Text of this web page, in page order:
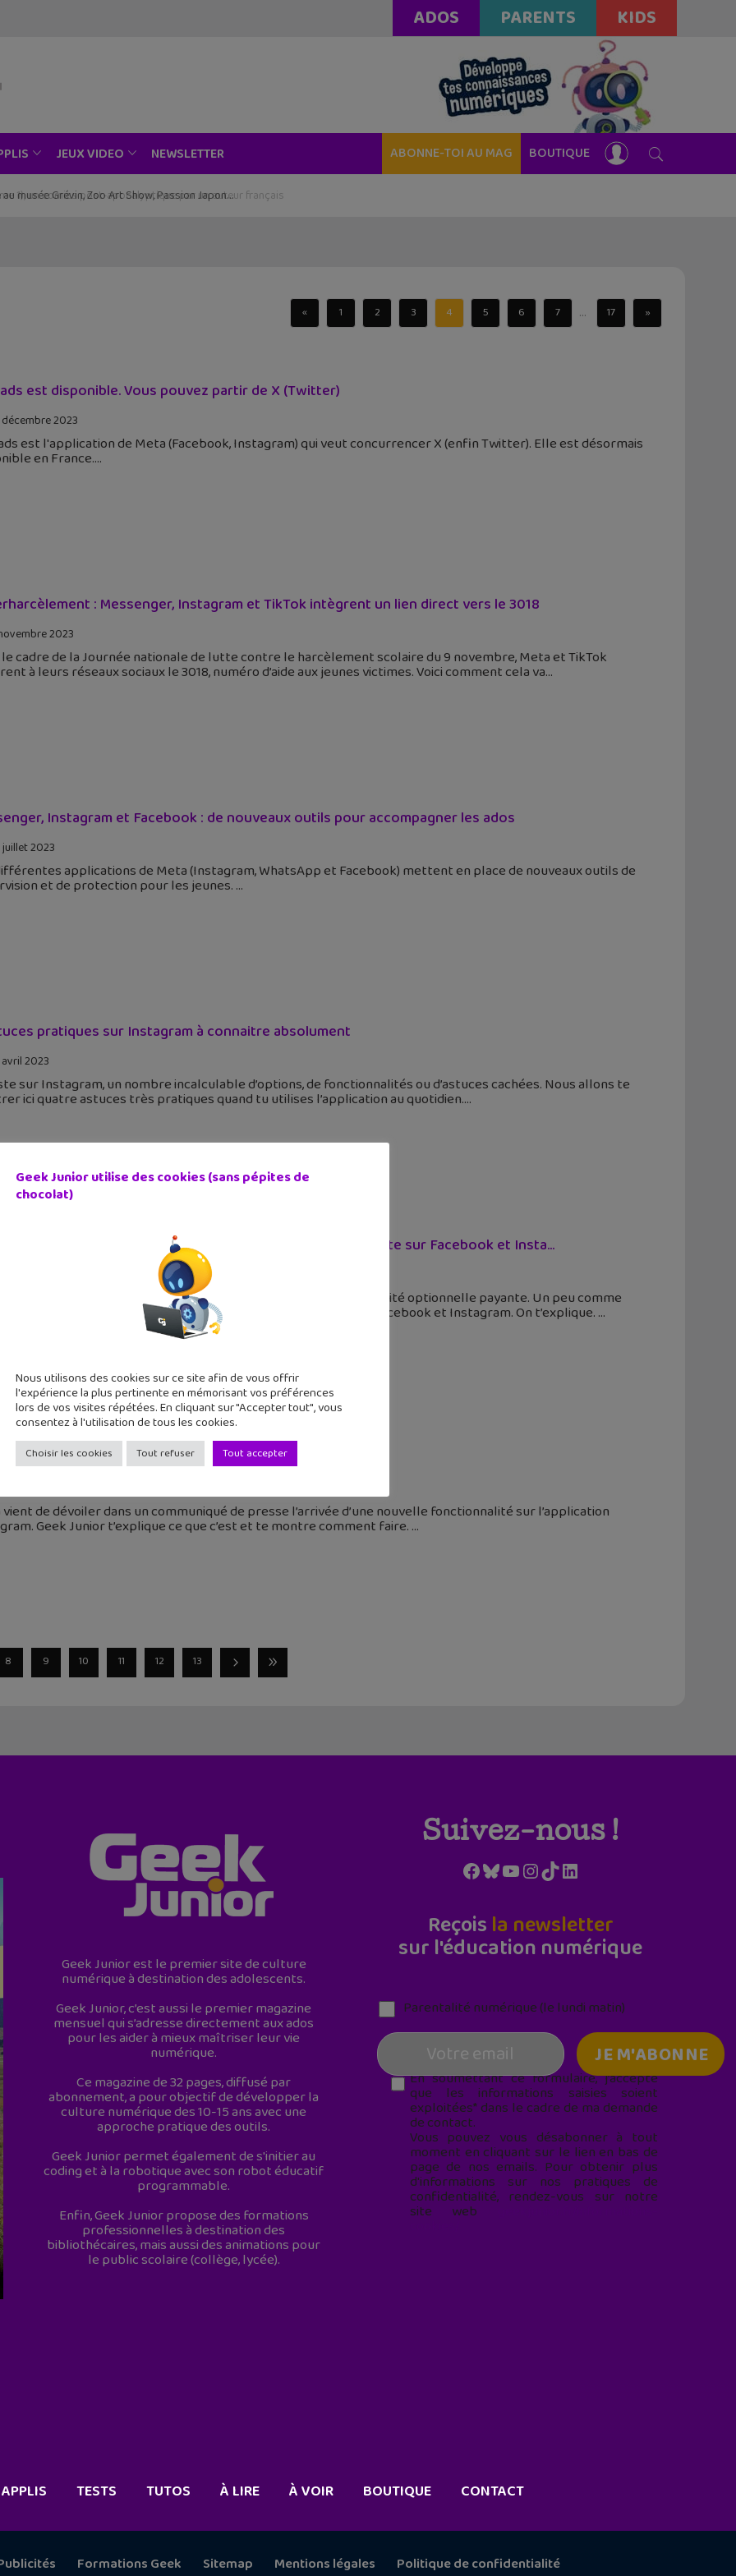
ADOS PARENTS KIDS
JEUX VIDEO NEWSLETTER ABONNE-TOI AU MAG BOUTIQUE
musée Grévin, Zoo Art Show, Passion Japon…
« 1 2 3 4 5 6 7 ... 17 »
est disponible. Vous pouvez partir de X (Twitter)
décembre 2023
est l'application de Meta (Facebook, Instagram) qui veut concurrencer X (enfin Twitter). Elle est désormais
en France.
: Messenger, Instagram et TikTok intègrent un lien direct vers le 3018
2023
le cadre de la Journée nationale de lutte contre le harcèlement scolaire du 9 novembre, Meta et TikTok
à leurs réseaux sociaux le 3018, numéro d’aide aux jeunes victimes. Voici comment cela va
Instagram et Facebook : de nouveaux outils pour accompagner les ados
juillet 2023
applications de Meta (Instagram, WhatsApp et Facebook) mettent en place de nouveaux outils de
et de protection pour les jeunes.
pratiques sur Instagram à connaitre absolument
2023
sur Instagram, un nombre incalculable d’options, de fonctionnalités ou d’astuces cachées. Nous allons te
ici quatre astuces très pratiques quand tu utilises l’application au quotidien.
Verified » : quelle est cette nouvelle fonctionnalité payante sur Facebook et Insta...
Zuckerberg vient d’annoncer l’arrivée d’une nouvelle fonctionnalité optionnelle payante. Un peu comme
il faudra payer pour accéder à la vérification de tes comptes Facebook et Instagram. On t’explique.
Notes : c’est quoi et comment ça marche ?
de dévoiler dans un communiqué de presse l’arrivée d’une nouvelle fonctionnalité sur l’application
Geek Junior t’explique ce que c’est et te montre comment faire.
8 9 10 11 12 13
Geek Junior est le premier site de culture
numérique à destination des adolescents.
Geek Junior, c’est aussi le premier magazine
mensuel qui s’adresse directement aux ados
pour les aider à mieux maîtriser leur vie
numérique.
Ce magazine de 32 pages, diffusé par
abonnement, a pour objectif de développer la
culture numérique des 10-15 ans avec une
approche pratique des outils.
Geek Junior permet également de s'initier au
coding et à la robotique avec son robot éducatif
programmable.
Enfin, Geek Junior propose des formations
professionnelles à destination des
bibliothécaires, mais aussi des animations pour
le public scolaire (collège, lycée).
Suivez-nous !
Facebook
Bluesky
YouTube
Instagram
TikTokLinkedIn
Reçois la newsletter
sur l'éducation numérique
Parentalité numérique (le lundi matin)
En soumettant ce formulaire, j’accepte
que les informations saisies soient
exploitées* dans le cadre de ma demande
de contact.
Vous pouvez vous désabonner à tout
moment en cliquant sur le lien en bas de
page de nos emails. Pour obtenir plus
d'informations sur nos pratiques de
confidentialité, rendez-vous sur notre
site web
Geek Junior utilise des cookies (sans pépites de
chocolat)
Nous utilisons des cookies sur ce site afin de vous offrir
l'expérience la plus pertinente en mémorisant vos préférences
lors de vos visites répétées. En cliquant sur "Accepter tout", vous
consentez à l'utilisation de tous les cookies.
Choisir les cookies Tout refuser Tout accepter
APPLIS TESTS TUTOS À LIRE À VOIR BOUTIQUE CONTACT
Formations Geek Sitemap Mentions légales Politique de confidentialité